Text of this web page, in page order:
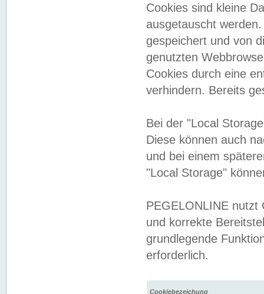
Cookies sind kleine
ausgetauscht
gespeichert und von
genutzten
Cookies durch eine
verhindern. Bereits
Bei der "Local
Diese können auch
und bei einem
"Local Storage"
PEGELONLINE nutzt
und korrekte
grundlegende
erforderlich.
Cookiebezeichung